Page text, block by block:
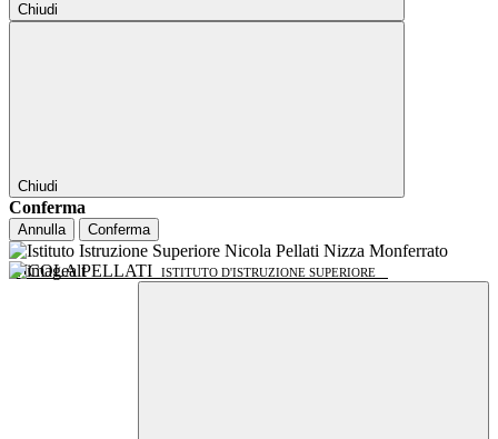
Chiudi
Chiudi
Conferma
Annulla Conferma
NICOLA PELLATI ISTITUTO D'ISTRUZIONE SUPERIORE